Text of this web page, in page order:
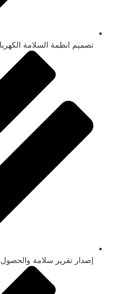
تصميم انظمة السلامة
إصدار تقرير سلامة والحصول